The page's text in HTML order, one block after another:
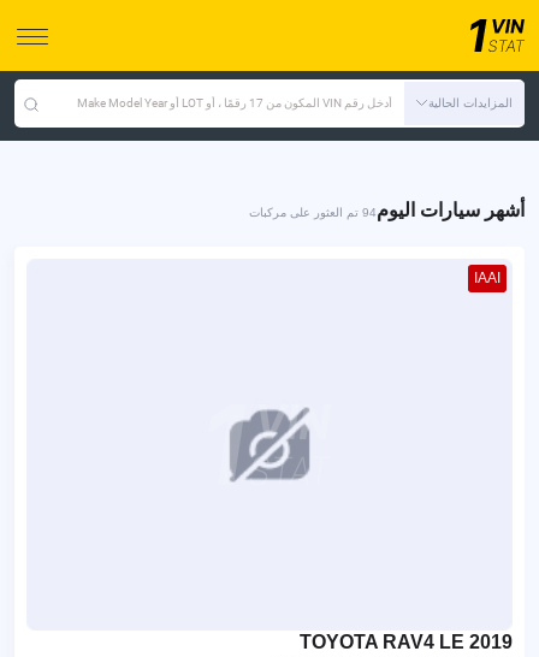
المزايدات الحالية أدخل رقم VIN المكون من 17 رقمًا ، أو LOT أو Make Model Year
أشهر سيارات اليوم94 تم العثور على مركبات
IAAI
2019 TOYOTA RAV4 LE